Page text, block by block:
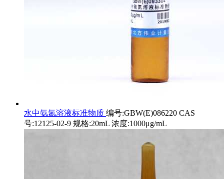
水中氨氮溶液标准物质 编号:GBW(E)086220 CAS
号:12125-02-9 规格:20mL 浓度:1000μg/mL